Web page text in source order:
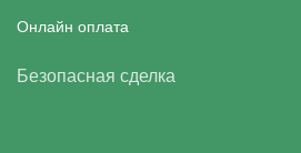
Онлайн оплата
Безопасная сделка